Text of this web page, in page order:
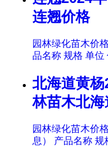
连翘价格
园林绿化苗木价
品名称 规格 单位
北海道黄杨
林苗木北
园林绿化苗木价
息） 产品名称 规